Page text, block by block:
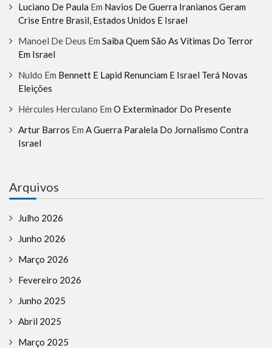
Luciano De Paula Em Navios De Guerra Iranianos Geram
Crise Entre Brasil, Estados Unidos E Israel
Manoel De Deus Em Saiba Quem São As Vítimas Do Terror
Em Israel
Nuldo Em Bennett E Lapid Renunciam E Israel Terá Novas
Eleições
Hércules Herculano Em O Exterminador Do Presente
Artur Barros Em A Guerra Paralela Do Jornalismo Contra
Israel
Arquivos
Julho 2026
Junho 2026
Março 2026
Fevereiro 2026
Junho 2025
Abril 2025
Março 2025